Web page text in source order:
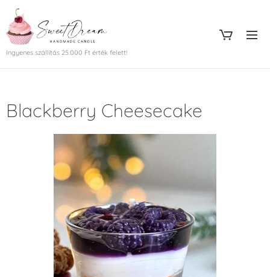
Ingyenes szállítás 25.000 Ft érték felett!
Blackberry Cheesecake